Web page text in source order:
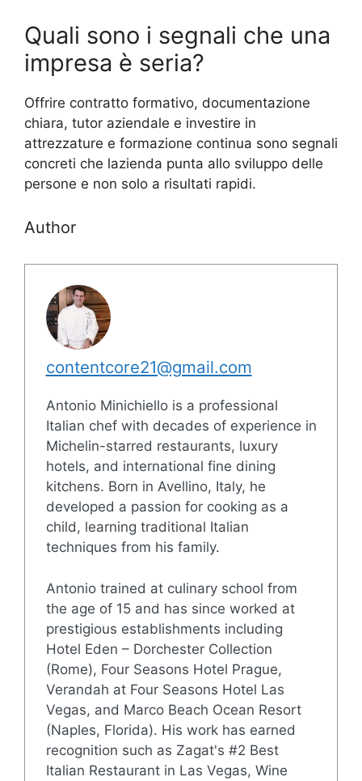
Quali sono i segnali che una
impresa è seria?
Offrire contratto formativo, documentazione
chiara, tutor aziendale e investire in
attrezzature e formazione continua sono segnali
concreti che lazienda punta allo sviluppo delle
persone e non solo a risultati rapidi.
Author
contentcore21@gmail.com
Antonio Minichiello is a professional
Italian chef with decades of experience in
Michelin-starred restaurants, luxury
hotels, and international fine dining
kitchens. Born in Avellino, Italy, he
developed a passion for cooking as a
child, learning traditional Italian
techniques from his family.
Antonio trained at culinary school from
the age of 15 and has since worked at
prestigious establishments including
Hotel Eden – Dorchester Collection
(Rome), Four Seasons Hotel Prague,
Verandah at Four Seasons Hotel Las
Vegas, and Marco Beach Ocean Resort
(Naples, Florida). His work has earned
recognition such as Zagat's #2 Best
Italian Restaurant in Las Vegas, Wine